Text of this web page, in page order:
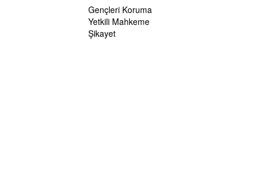
Gençleri Koruma
Yetkili Mahkeme
Şikayet